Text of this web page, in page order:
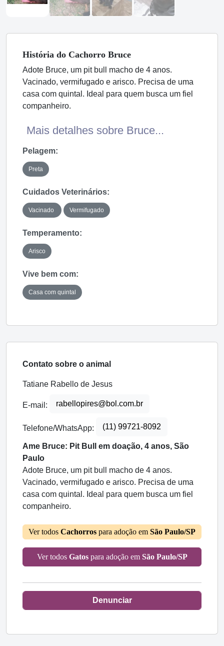
História do Cachorro Bruce
Adote Bruce, um pit bull macho de 4 anos.
Vacinado, vermifugado e arisco. Precisa de uma
casa com quintal. Ideal para quem busca um fiel
companheiro.
Mais detalhes sobre Bruce...
Pelagem:
Preta
Cuidados Veterinários:
Vacinado Vermifugado
Temperamento:
Arisco
Vive bem com:
Casa com quintal
Contato sobre o animal
Tatiane Rabello de Jesus
E-mail: rabellopires@bol.com.br
Telefone/WhatsApp: (11) 99721-8092
Ame Bruce: Pit Bull em doação, 4 anos, São
Paulo
Adote Bruce, um pit bull macho de 4 anos.
Vacinado, vermifugado e arisco. Precisa de uma
casa com quintal. Ideal para quem busca um fiel
companheiro.
Ver todos Cachorros para adoção em São Paulo/SP
Ver todos Gatospara adoção em São Paulo/SP
Denunciar